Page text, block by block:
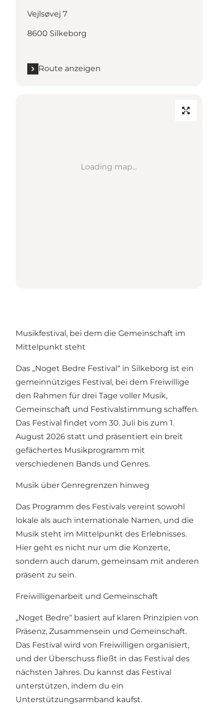
Vejlsøvej 7
8600 Silkeborg
Route anzeigen
Loading map...
Musikfestival, bei dem die Gemeinschaft im
Mittelpunkt steht
Das „Noget Bedre Festival“ in Silkeborg ist ein
gemeinnütziges Festival, bei dem Freiwillige
den Rahmen für drei Tage voller Musik,
Gemeinschaft und Festivalstimmung schaffen.
Das Festival findet vom 30. Juli bis zum 1.
August 2026 statt und präsentiert ein breit
gefächertes Musikprogramm mit
verschiedenen Bands und Genres.
Musik über Genregrenzen hinweg
Das Programm des Festivals vereint sowohl
lokale als auch internationale Namen, und die
Musik steht im Mittelpunkt des Erlebnisses.
Hier geht es nicht nur um die Konzerte,
sondern auch darum, gemeinsam mit anderen
präsent zu sein.
Freiwilligenarbeit und Gemeinschaft
„Noget Bedre“ basiert auf klaren Prinzipien von
Präsenz, Zusammensein und Gemeinschaft.
Das Festival wird von Freiwilligen organisiert,
und der Überschuss fließt in das Festival des
nächsten Jahres. Du kannst das Festival
unterstützen, indem du ein
Unterstützungsarmband kaufst.